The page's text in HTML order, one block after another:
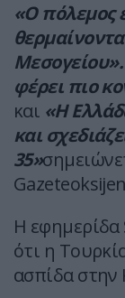
«Ο πόλεμος
φέρει πιο
και «Η
και
35»
Η εφημερίδα
ότι η
ασπίδα στην